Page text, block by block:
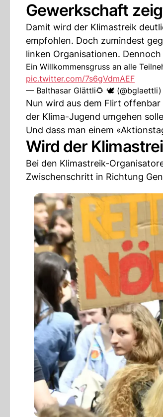
Gewerkschaft
Damit wird der Klimastreik
empfohlen. Doch zumindest
linken Organisationen.
Ein Willkommensgruss an alle
pic.twitter.com/7s6gVdmAEF
— Balthasar Glättli🌻 🕊 (@bglaettli)
Nun wird aus dem Flirt
der Klima-Jugend umgehen
Und dass man einem
Wird der
Bei den Klimastreik-
Zwischenschritt in Richtung